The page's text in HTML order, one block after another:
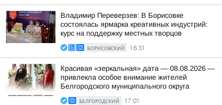
Владимир Переверзев: В Борисовке
состоялась ярмарка креативных индустрий:
курс на поддержку местных творцов
БОРИСОВСКИЙ 16:31
Красивая «зеркальная» дата — 08.08.2026 —
привлекла особое внимание жителей
Белгородского муниципального округа
БЕЛГОРОДСКИЙ 17:01